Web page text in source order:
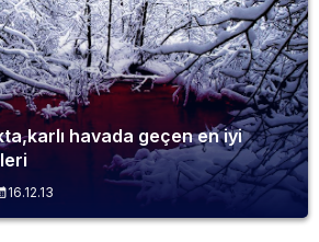
havada geçen en iyi
16.12.13